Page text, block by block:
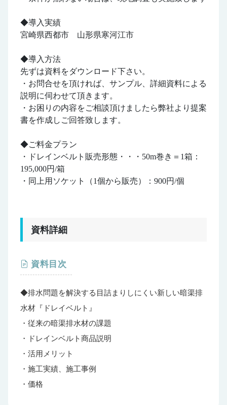
◆導入実績
宮崎県西都市 山形県寒河江市
◆導入方法
先ずは資料をダウンロード下さい。
・お問合せを頂ければ、サンプル、詳細資料による
説明に伺わせて頂きます。
・お困りの内容をご相談頂けましたら弊社より提案
書を作成しご回答致します。
◆ご料金プラン
・ドレインベルト販売形態・・・50m巻き＝1箱：
195,000円/箱
・同上用ソケット（1個から販売）：900円/個
資料詳細
資料目次
◆排水問題を解決する目詰まりしにくい新しい暗渠排
水材『ドレイベルト』
・従来の暗渠排水材の課題
・ドレインベルト商品説明
・活用メリット
・施工実績、施工事例
・価格